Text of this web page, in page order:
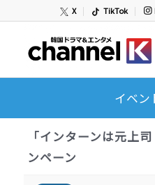
X TikTok
イベン
「インターンは元上
ンペーン